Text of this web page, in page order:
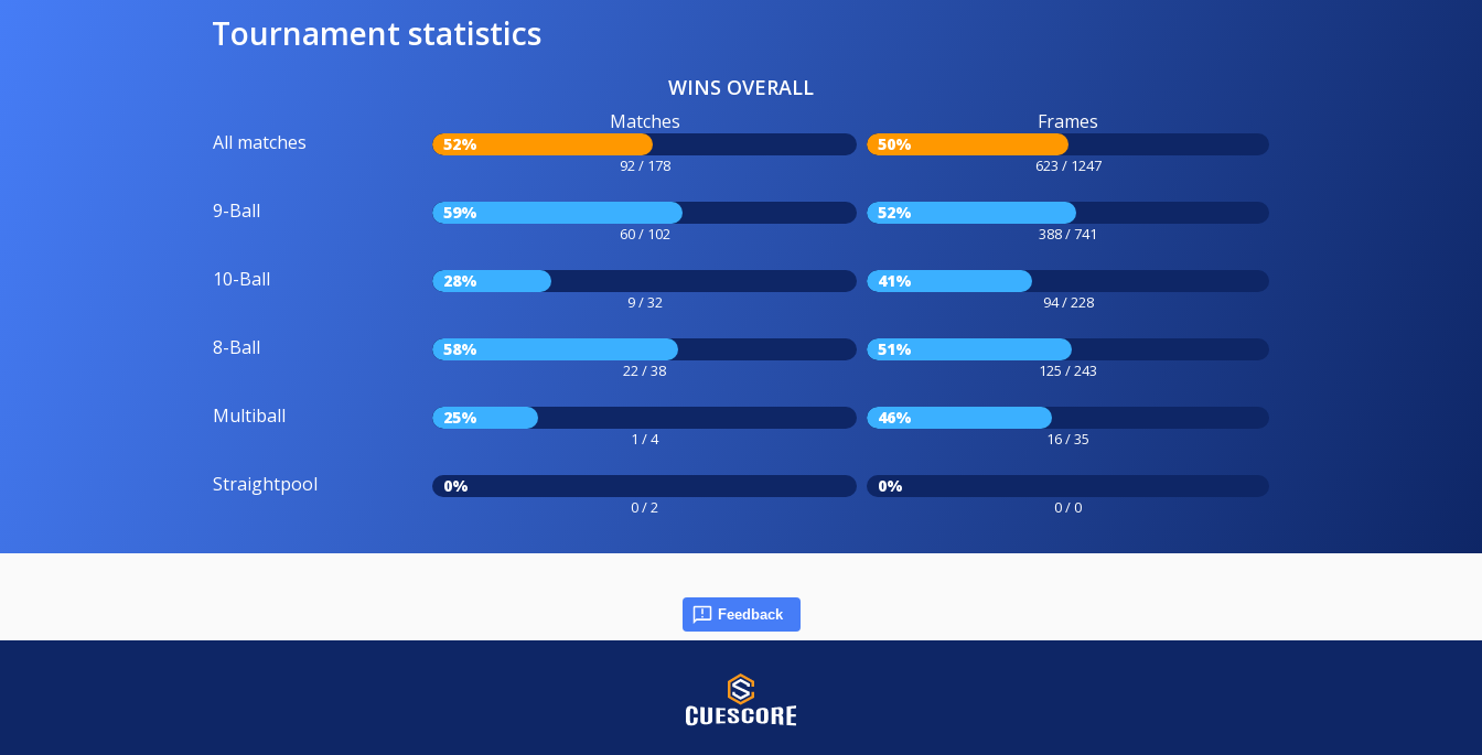
Tournament statistics
WINS OVERALL
All matches
Matches
52%
92 / 178
Frames
50%
623 / 1247
9-Ball 59%
60 / 102
52%
388 / 741
10-Ball 28%
9 / 32
41%
94 / 228
8-Ball 58%
22 / 38
51%
125 / 243
Multiball 25%
1 / 4
46%
16 / 35
Straightpool 0%
0 / 2
0%
0 / 0
Feedback